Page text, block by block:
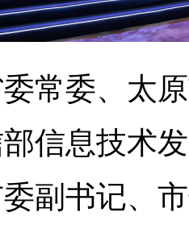
委、太原
信息技术
副书记、